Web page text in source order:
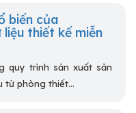
biến của
thiết kế miễn
quy trình sản xuất sản
từ phòng thiết...